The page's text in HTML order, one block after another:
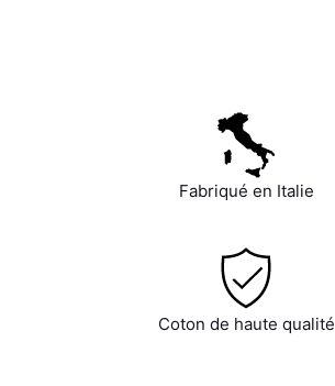
Fabriqué en Italie
Coton de haute qualité